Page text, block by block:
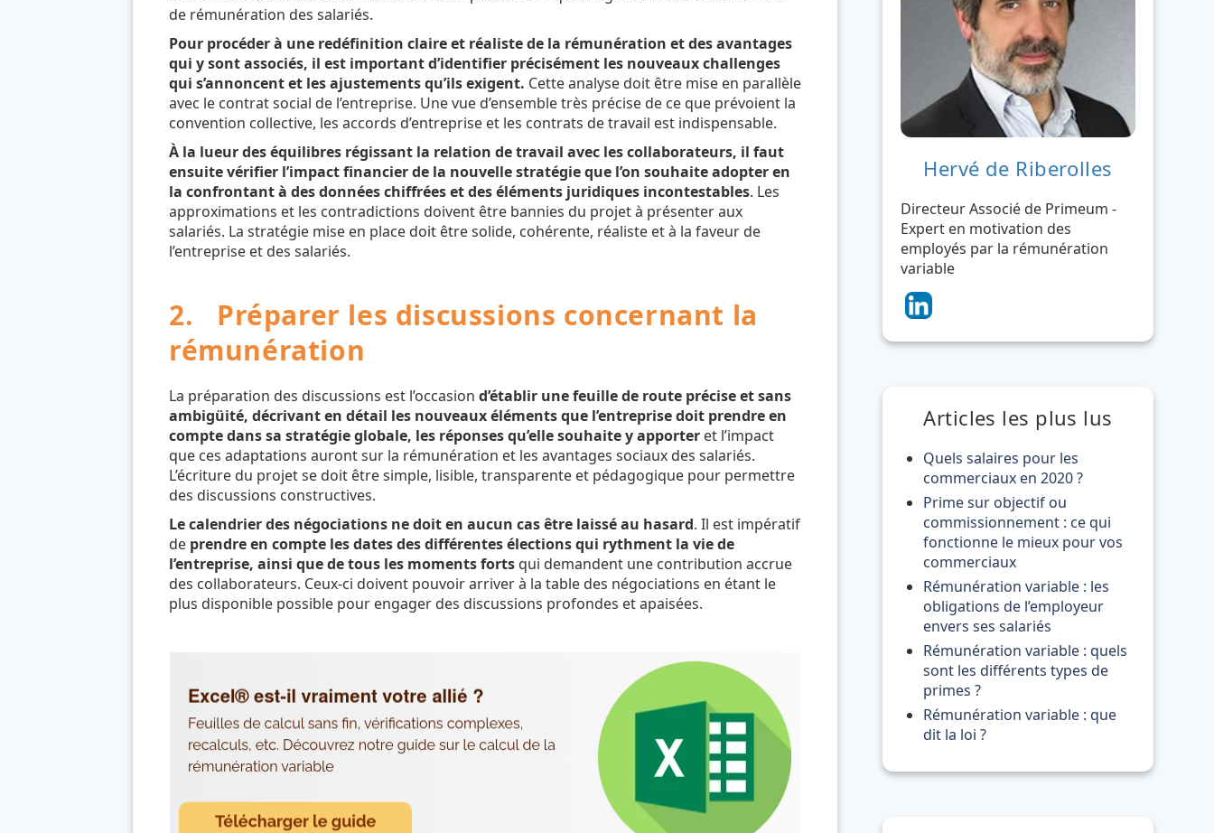
de rémunération des salariés.
Pour procéder à une redéfinition claire et réaliste de la rémunération et des avantages
qui y sont associés, il est important d’identifier précisément les nouveaux challenges
qui s’annoncent et les ajustements qu’ils exigent. Cette analyse doit être mise en parallèle
avec le contrat social de l’entreprise. Une vue d’ensemble très précise de ce que prévoient la
convention collective, les accords d’entreprise et les contrats de travail est indispensable.
À la lueur des équilibres régissant la relation de travail avec les collaborateurs, il faut
ensuite vérifier l’impact financier de la nouvelle stratégie que l’on souhaite adopter en
la confrontant à des données chiffrées et des éléments juridiques incontestables. Les
approximations et les contradictions doivent être bannies du projet à présenter aux
salariés. La stratégie mise en place doit être solide, cohérente, réaliste et à la faveur de
l’entreprise et des salariés.
2. Préparer les discussions concernant la
rémunération
La préparation des discussions est l’occasion d’établir une feuille de route précise et sans
ambigüité, décrivant en détail les nouveaux éléments que l’entreprise doit prendre en
compte dans sa stratégie globale, les réponses qu’elle souhaite y apporter et l’impact
que ces adaptations auront sur la rémunération et les avantages sociaux des salariés.
L’écriture du projet se doit être simple, lisible, transparente et pédagogique pour permettre
des discussions constructives.
Le calendrier des négociations ne doit en aucun cas être laissé au hasard. Il est impératif
de prendre en compte les dates des différentes élections qui rythment la vie de
l’entreprise, ainsi que de tous les moments forts qui demandent une contribution accrue
des collaborateurs. Ceux-ci doivent pouvoir arriver à la table des négociations en étant le
plus disponible possible pour engager des discussions profondes et apaisées.
Hervé de Riberolles
Directeur Associé de Primeum -
Expert en motivation des
employés par la rémunération
variable
Articles les plus lus
Quels salaires pour les
commerciaux en 2020 ?
Prime sur objectif ou
commissionnement : ce qui
fonctionne le mieux pour vos
commerciaux
Rémunération variable : les
obligations de l’employeur
envers ses salariés
Rémunération variable : quels
sont les différents types de
primes ?
Rémunération variable : que
dit la loi ?